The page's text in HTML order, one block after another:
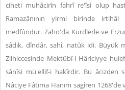
ciheti muhâcirîn fahrî re'îsi olup
Ramazânının yirmi birinde irtihâl
medfûndur. Zaho'da Kürdlerle ve
sâdık, dîndâr, sahî, natûk idi. Büyük
Zilhiccesinde Mektûbî-i Hâriciyye
sânîsi mü'ellif-i hakîrdir. Bu âcizden
Nâciye Fâtıma Hanım sagîren